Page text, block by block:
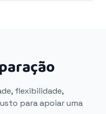
flexibilidade,
para apoiar uma